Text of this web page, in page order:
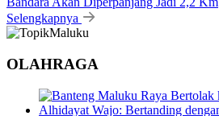
Selengkapnya
OLAHRAGA